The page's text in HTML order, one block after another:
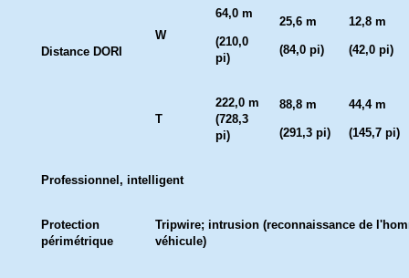
Distance DORI
W
64,0 m
(210,0
pi)
25,6 m
(84,0 pi)
12,8 m
(42,0 pi)
T
222,0 m
(728,3
pi)
88,8 m
(291,3 pi)
44,4 m
(145,7 pi)
Professionnel, intelligent
Protection
périmétrique
Tripwire; intrusion (reconnaissance de
véhicule)